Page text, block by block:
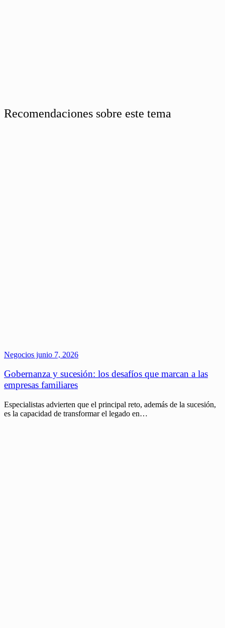
Recomendaciones sobre este tema
Negocios junio 7, 2026
Gobernanza y sucesión: los desafíos que marcan a las
empresas familiares
Especialistas advierten que el principal reto, además de la sucesión,
es la capacidad de transformar el legado en…